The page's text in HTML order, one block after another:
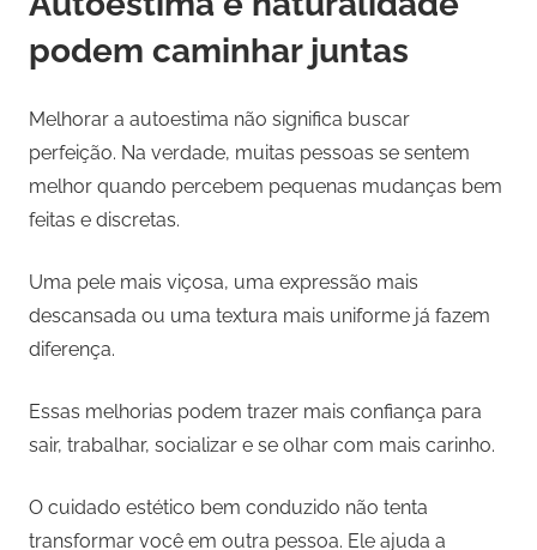
podem caminhar juntas
Melhorar a autoestima não significa buscar
perfeição. Na verdade, muitas pessoas se sentem
melhor quando percebem pequenas mudanças bem
feitas e discretas.
Uma pele mais viçosa, uma expressão mais
descansada ou uma textura mais uniforme já fazem
diferença.
Essas melhorias podem trazer mais confiança para
sair, trabalhar, socializar e se olhar com mais carinho.
O cuidado estético bem conduzido não tenta
transformar você em outra pessoa. Ele ajuda a